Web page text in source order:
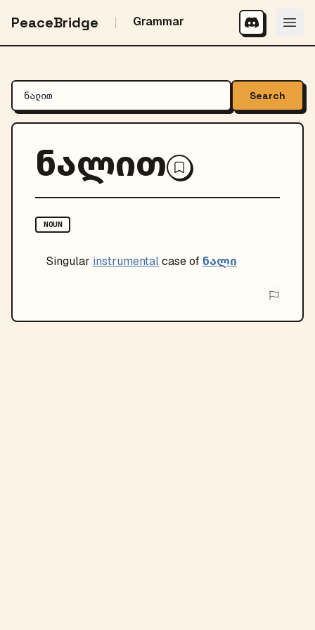
PeaceBridge Grammar
Search
ნალით
NOUN
Singular instrumentalcase of ნალი